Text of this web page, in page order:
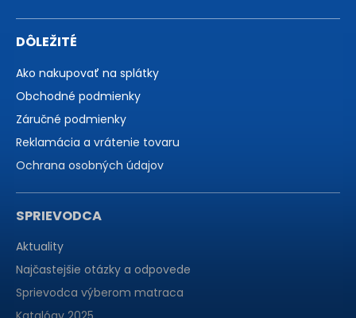
DÔLEŽITÉ
Ako nakupovať na splátky
Obchodné podmienky
Záručné podmienky
Reklamácia a vrátenie tovaru
Ochrana osobných údajov
SPRIEVODCA
Aktuality
Najčastejšie otázky a odpovede
Sprievodca výberom matraca